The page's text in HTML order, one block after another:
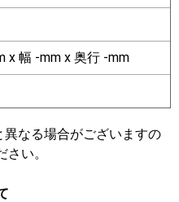
x 幅 -mm x 奥行 -mm
なる場合がございますの
い。